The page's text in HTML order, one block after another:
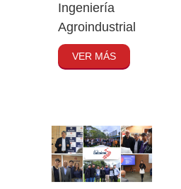
Ingeniería
Agroindustrial
VER MÁS